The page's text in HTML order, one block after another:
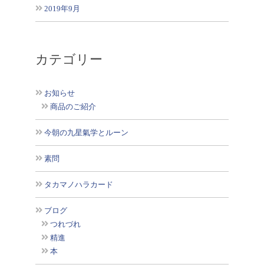
2019年9月
カテゴリー
お知らせ
商品のご紹介
今朝の九星氣学とルーン
素問
タカマノハラカード
ブログ
つれづれ
精進
本